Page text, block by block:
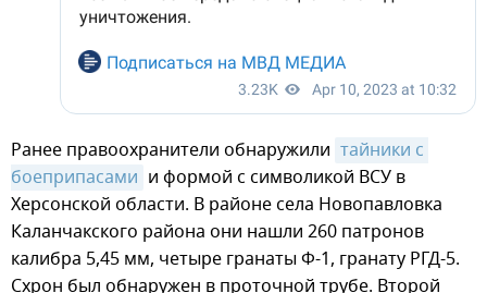
Ранее правоохранители обнаружили тайники с
боеприпасами и формой с символикой ВСУ в
Херсонской области. В районе села Новопавловка
Каланчакского района они нашли 260 патронов
калибра 5,45 мм, четыре гранаты Ф-1, гранату РГД-5.
Схрон был обнаружен в проточной трубе. Второй